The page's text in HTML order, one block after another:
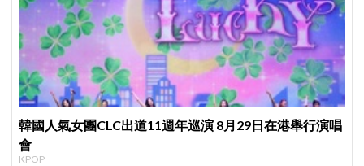
韓國人氣女團CLC出道11週年巡演 8月29日在港舉行演唱
會
KPOP